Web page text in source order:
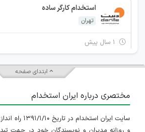
استخدام کارگر ساده
تهران
نیروی ثبت اطلاعات و بسته بندی
۱ سال پیش
کارمند فروش
ابتدای صفحه
مختصری درباره ایران استخدام
سایت ایران